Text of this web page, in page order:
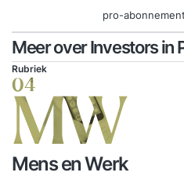
pro-
Meer over Investors in
Rubriek
04
MW
Mens en Werk